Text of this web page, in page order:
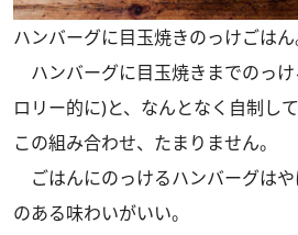
ハンバーグに目玉焼きのっけごはん
ハンバーグに目玉焼きまでのっ
ロリー的に)と、なんとなく自制し
この組み合わせ、たまりません。
ごはんにのっけるハンバーグは
のある味わいがいい。